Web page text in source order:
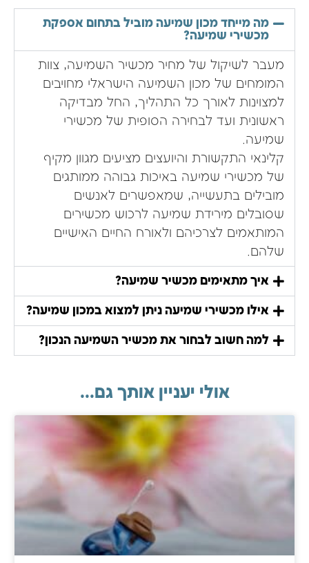
מה מייחד מכון שמיעה מוביל בתחום אספקת
מכשירי שמיעה?
מעבר לשיקול של מחיר מכשיר השמיעה, צוות
המומחים של מכון השמיעה הישראלי מחויבים
למצוינות לאורך כל התהליך, החל מבדיקה
ראשונית ועד לבחירה הסופית של מכשירי
שמיעה.
קלינאי התקשורת והיועצים מציעים מגוון מקיף
של מכשירי שמיעה באיכות גבוהה ממותגים
מובילים בתעשייה, שמאפשרים לאנשים
שסובלים מירידת שמיעה לרכוש מכשירים
המותאמים לצרכיהם ולאורח החיים האישיים
שלהם.
איך מתאימים מכשיר שמיעה?
אילו מכשירי שמיעה ניתן למצוא במכון שמיעה?
למה חשוב לבחור את מכשיר השמיעה הנכון?
אולי יעניין אותך גם...